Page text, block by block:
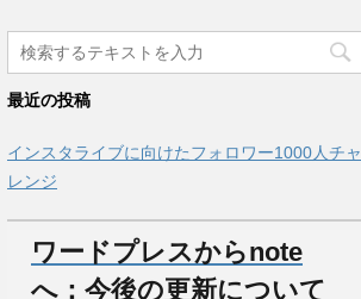
最近の投稿
インスタライブに向けたフォロワー1000人チャ
レンジ
ワードプレスからnote
へ：今後の更新について